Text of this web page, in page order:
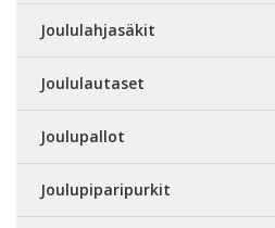
Joululahjasäkit
Joululautaset
Joulupallot
Joulupiparipurkit